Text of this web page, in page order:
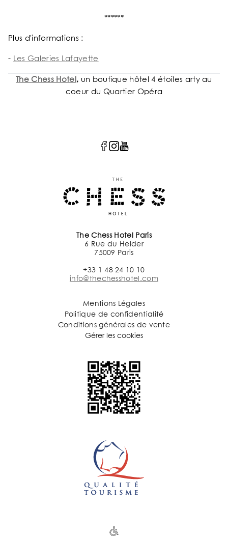
6 Rue du Helder Paris 75009 France
******
Plus d'informations :
- Les Galeries Lafayette
The Chess Hotel , un boutique hôtel 4 étoiles arty au
coeur du Quartier Opéra
The Chess Hotel Paris
6 Rue du Helder
75009 Paris
+33 1 48 24 10 10
info@thechesshotel.com
Mentions Légales
Politique de confidentialité
Conditions générales de vente
Gérer les cookies